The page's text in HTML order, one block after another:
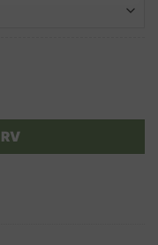
100 DEN. antal